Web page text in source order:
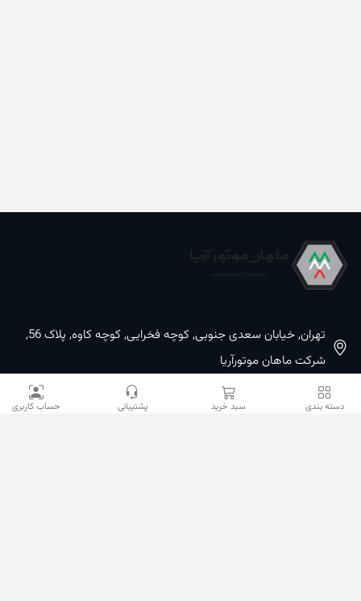
دسته بندی سبد خرید پشتیبانی حساب کاربری
تهران, خیابان سعدی جنوبی, کوچه فخرایی, کوچه کاوه, پلاک 56,
شرکت ماهان موتورآریا
09100533887 / 02133933400